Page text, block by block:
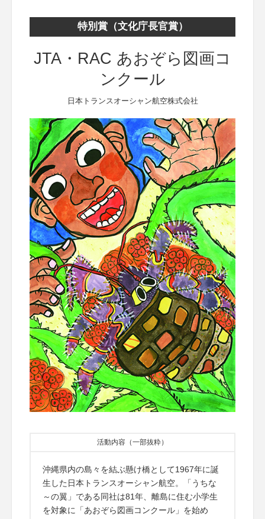
特別賞（文化庁長官賞）
JTA・RAC あおぞら図画コ
ンクール
日本トランスオーシャン航空株式会社
活動内容（一部抜粋）
沖縄県内の島々を結ぶ懸け橋として1967年に誕
生した日本トランスオーシャン航空。「うちな
～の翼」である同社は81年、離島に住む小学生
を対象に「あおぞら図画コンクール」を始め